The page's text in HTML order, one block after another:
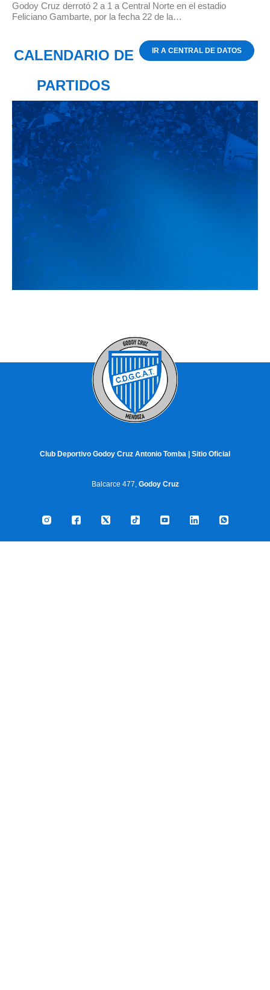
Godoy Cruz derrotó 2 a 1 a Central Norte en el estadio
Feliciano Gambarte, por la fecha 22 de la…
CALENDARIO DE
PARTIDOS
IR A CENTRAL DE DATOS
Club Deportivo Godoy Cruz Antonio Tomba | Sitio Oficial
Balcarce 477, Godoy Cruz